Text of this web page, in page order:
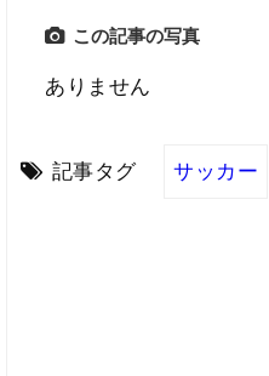
この記事の写真
ありません
記事タグ サッカー